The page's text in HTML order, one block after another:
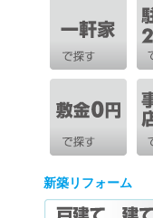
新築リフォーム